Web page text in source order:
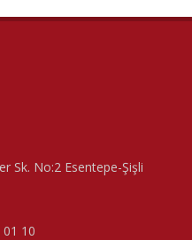
Sk. No:2 Esentepe-Şişli
10